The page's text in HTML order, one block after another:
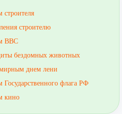
строителя
строителю
ВВС
бездомных животных
днем лени
флага РФ
кино